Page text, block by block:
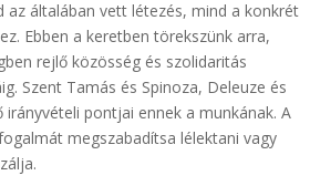
általában vett létezés, mind a konkrét
Ebben a keretben törekszünk arra,
rejlő közösség és szolidaritás
Szent Tamás és Spinoza, Deleuze és
pontjai ennek a munkának. A
megszabadítsa lélektani vagy